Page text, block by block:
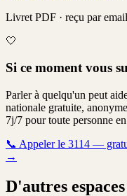
Livret PDF · reçu par
🤍
Si ce moment vous
Parler à quelqu'un peut
nationale gratuite,
7j/7 pour toute personne
📞 Appeler le 3114 —
→
D'autres